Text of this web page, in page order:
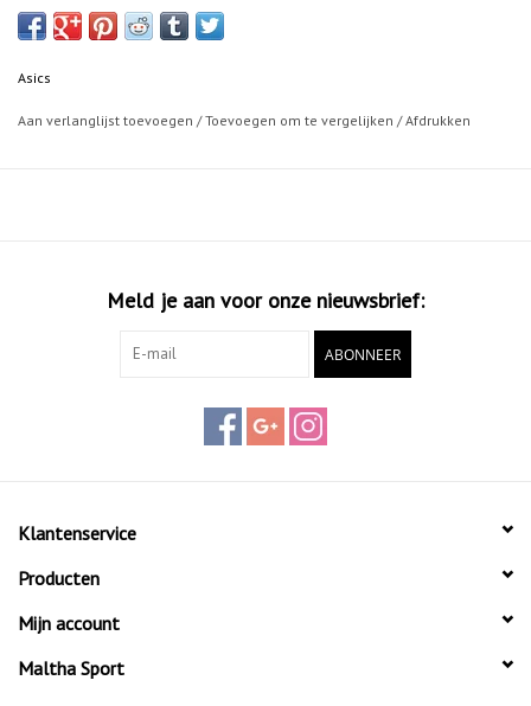
Asics
Aan verlanglijst toevoegen /Toevoegen om te vergelijken /Afdrukken
Meld je aan voor onze nieuwsbrief:
ABONNEER
Klantenservice
Producten
Mijn account
Maltha Sport